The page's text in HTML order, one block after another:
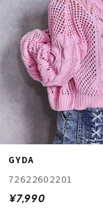
GYDA
72622602201
¥7,990